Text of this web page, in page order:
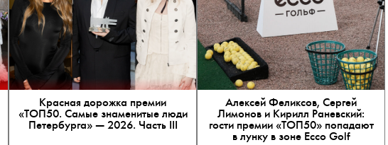
Красная дорожка премии
«ТОП50. Самые знаменитые люди
Петербурга» — 2026. Часть III
Алексей Феликсов, Сергей
Лимонов и Кирилл Раневский:
гости премии «ТОП50» попадают
в лунку в зоне Ecco Golf